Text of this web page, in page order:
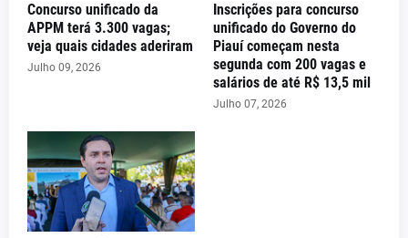
Concurso unificado da
APPM terá 3.300 vagas;
veja quais cidades aderiram
Julho 09, 2026
Inscrições para concurso
unificado do Governo do
Piauí começam nesta
segunda com 200 vagas e
salários de até R$ 13,5 mil
Julho 07, 2026